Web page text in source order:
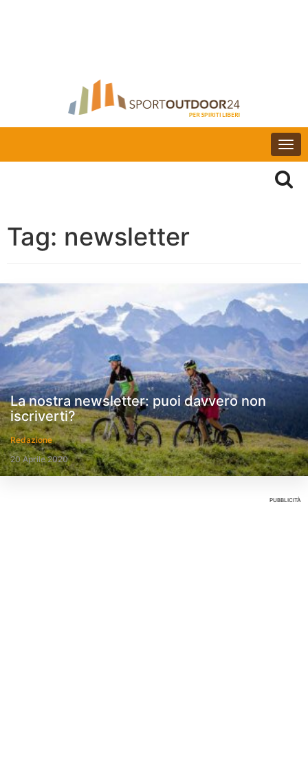
Tag: newsletter
La nostra newsletter: puoi davvero non
iscriverti?
Redazione
20 Aprile 2020
PUBBLICITÀ